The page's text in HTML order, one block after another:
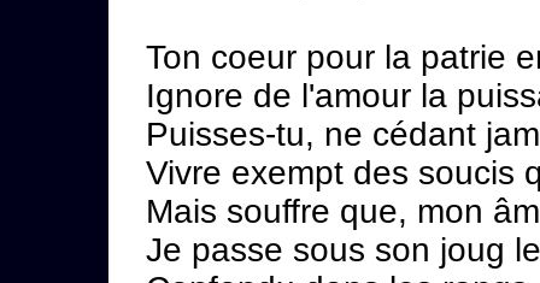
Ton coeur pour la patrie
Ignore de l'amour la
Puisses-tu, ne cédant
Vivre exempt des soucis
Mais souffre que, mon
Je passe sous son joug